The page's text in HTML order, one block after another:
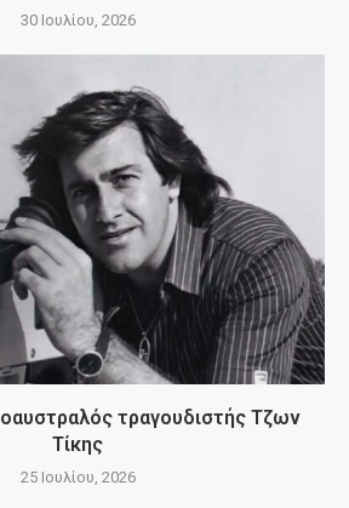
30 Ιουλίου, 2026
τραγουδιστής Τζων
Τίκης
25 Ιουλίου, 2026